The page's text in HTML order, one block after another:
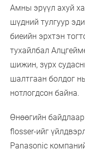
Амны эрүүл ахуй
шүдний тулгуур
биеийн эрхтэн
тухайлбал
шижин, зүрх
шалтгаан болдог
нотлогдсон байна.
Өнөөгийн
flosser-ийг
Panasonic